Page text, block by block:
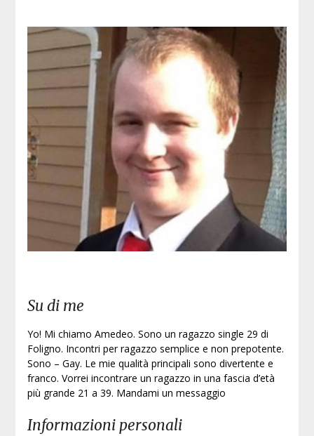
Su di me
Yo! Mi chiamo Amedeo. Sono un ragazzo single 29 di
Foligno. Incontri per ragazzo semplice e non prepotente.
Sono – Gay. Le mie qualità principali sono divertente e
franco. Vorrei incontrare un ragazzo in una fascia d’età
più grande 21 a 39. Mandami un messaggio
Informazioni personali